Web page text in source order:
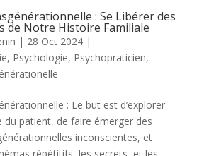
: Se Libérer des
de Notre Histoire Familiale
| 28 Oct 2024|
, Psychologie, Psychopraticien,
: Le but est d’explorer
du patient, de faire émerger des
inconscientes, et